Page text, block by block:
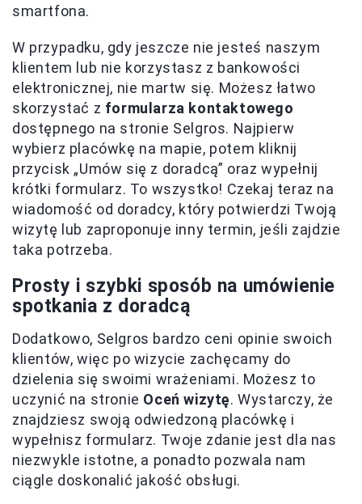
smartfona.
W przypadku, gdy jeszcze nie jesteś naszym
klientem lub nie korzystasz z bankowości
elektronicznej, nie martw się. Możesz łatwo
skorzystać z formularza kontaktowego
dostępnego na stronie Selgros. Najpierw
wybierz placówkę na mapie, potem kliknij
przycisk „Umów się z doradcą” oraz wypełnij
krótki formularz. To wszystko! Czekaj teraz na
wiadomość od doradcy, który potwierdzi Twoją
wizytę lub zaproponuje inny termin, jeśli zajdzie
taka potrzeba.
Prosty i szybki sposób na umówienie
spotkania z doradcą
Dodatkowo, Selgros bardzo ceni opinie swoich
klientów, więc po wizycie zachęcamy do
dzielenia się swoimi wrażeniami. Możesz to
uczynić na stronie Oceń wizytę. Wystarczy, że
znajdziesz swoją odwiedzoną placówkę i
wypełnisz formularz. Twoje zdanie jest dla nas
niezwykle istotne, a ponadto pozwala nam
ciągle doskonalić jakość obsługi.